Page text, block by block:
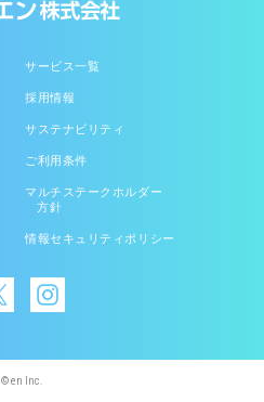
サービス一覧
採用情報
サステナビリティ
ご利用条件
マルチステークホルダー
方針
情報セキュリティポリシー
© en Inc.